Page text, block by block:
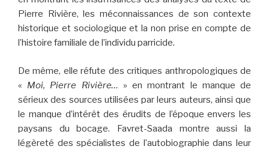
Pierre Rivière, les méconnaissances de son contexte
historique et sociologique et la non prise en compte de
l’histoire familiale de l’individu parricide.
De même, elle réfute des critiques anthropologiques de
« Moi, Pierre Rivière… » en montrant le manque de
sérieux des sources utilisées par leurs auteurs, ainsi que
le manque d’intérêt des érudits de l’époque envers les
paysans du bocage. Favret-Saada montre aussi la
légèreté des spécialistes de l’autobiographie dans leur